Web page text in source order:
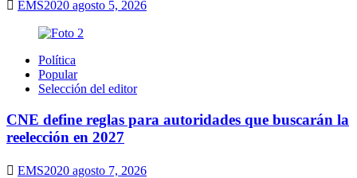
EMS2020 agosto 5, 2026
Política
Popular
Selección del editor
CNE define reglas para autoridades que buscarán la
reelección en 2027
EMS2020 agosto 7, 2026